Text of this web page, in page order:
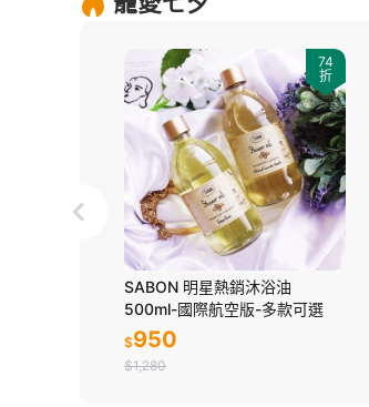
74
折
SABON 明星熱銷沐浴油
500ml-國際航空版-多款可選
$950
$1,280